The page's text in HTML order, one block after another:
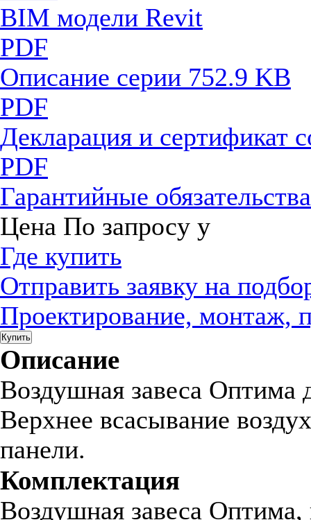
BIM модели Revit
PDF
Описание серии 752.9 KB
PDF
Декларация и сертификат
PDF
Гарантийные
Цена По запросу у
Где купить
Отправить заявку на
Проектирование, монтаж,
Купить
Описание
Воздушная завеса Оптима
Верхнее всасывание
панели.
Комплектация
Воздушная завеса Оптима,